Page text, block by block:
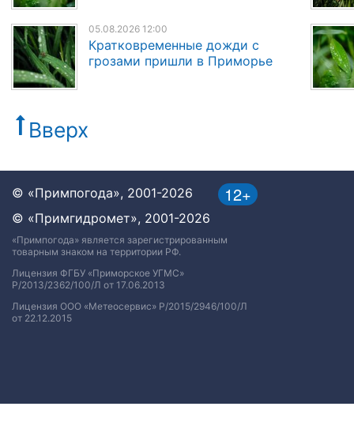
05.08.2026 12:00
Кратковременные дожди с
грозами пришли в Приморье
Вверх
12+
© «Примпогода», 2001-2026
© «Примгидромет», 2001-2026
«Примпогода» является зарегистрированным
товарным знаком на территории РФ.
Лицензия ФГБУ «Приморское УГМС»
Р/2013/2362/100/Л от 17.06.2013
Лицензия ООО «Метеосервис» Р/2015/2946/100/Л
от 22.12.2015